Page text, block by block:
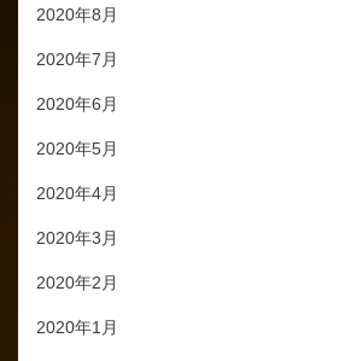
2020年8月
2020年7月
2020年6月
2020年5月
2020年4月
2020年3月
2020年2月
2020年1月